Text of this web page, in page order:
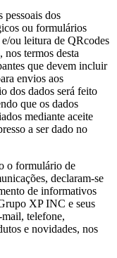
pessoais dos
ou formulários
ou leitura de QRcodes
termos desta
que devem incluir
envios aos
dos dados será feito
que os dados
mediante aceite
a ser dado no
o formulário de
declaram-se
de informativos
XP INC e seus
mail, telefone,
e novidades, nos